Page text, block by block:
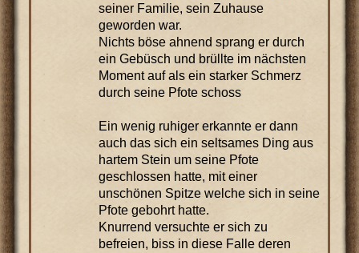
seiner Familie, sein Zuhause
geworden war.
Nichts böse ahnend sprang er durch
ein Gebüsch und brüllte im nächsten
Moment auf als ein starker Schmerz
durch seine Pfote schoss
Ein wenig ruhiger erkannte er dann
auch das sich ein seltsames Ding aus
hartem Stein um seine Pfote
geschlossen hatte, mit einer
unschönen Spitze welche sich in seine
Pfote gebohrt hatte.
Knurrend versuchte er sich zu
befreien, biss in diese Falle deren